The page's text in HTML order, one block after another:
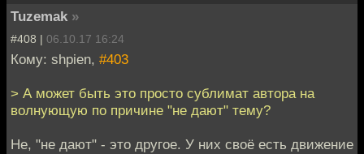
Tuzemak »
#408 | 06.10.17 16:24
Кому: shpien, #403
> А может быть это просто сублимат автора на
волнующую по причине "не дают" тему?
Не, "не дают" - это другое. У них своё есть движение